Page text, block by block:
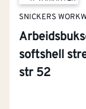
SNICKERS
softshell
str 52